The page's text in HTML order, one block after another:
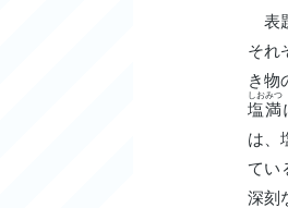
表
それ
き物
塩満
しおみつ
は、
てい
深刻